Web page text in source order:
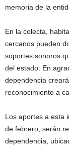
memoria de la
En la colecta,
cercanos pueden
soportes sonoros
del estado. En
dependencia
reconocimiento a
Los aportes a esta
de febrero, serán
dependencia,